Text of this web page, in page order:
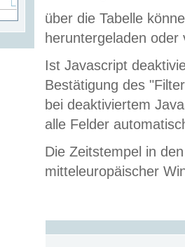
über die Tabelle
heruntergeladen oder
Ist Javascript
Bestätigung des
bei deaktiviertem
alle Felder
Die Zeitstempel in
mitteleuropäischer